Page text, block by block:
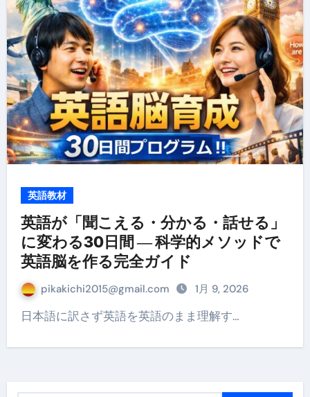
英語教材
英語が「聞こえる・分かる・話せる」
に変わる30日間 ― 科学的メソッドで
英語脳を作る完全ガイド
pikakichi2015@gmail.com 1月 9, 2026
日本語に訳さず英語を英語のまま理解す…